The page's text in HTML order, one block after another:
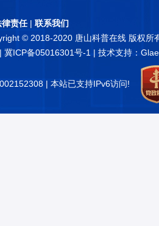
律责任| 联系我们
© 2018-2020 唐山科普在线 版权所
冀ICP备05016301号-1 | 技术支持：
| 本站已支持IPv6访问!